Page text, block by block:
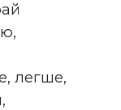
легше,